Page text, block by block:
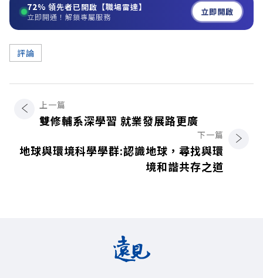
72% 領先者已開啟【職場雷達】
立即開通！解鎖專屬服務 立即開啟
評論
上一篇
雙修輔系深學習 就業發展路更廣
下一篇
地球與環境科學學群:認識地球，尋找與環
境和諧共存之道